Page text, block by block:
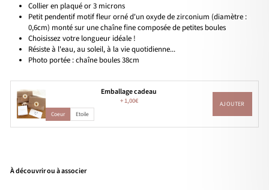
Collier en plaqué or 3 microns
Petit pendentif motif fleur orné d'un oxyde de zirconium (diamètre :
0,6cm) monté sur une chaîne fine composée de petites boules
Choisissez votre longueur idéale !
Résiste à l'eau, au soleil, à la vie quotidienne...
Photo portée : chaîne boules 38cm
Emballage cadeau
+1,00€
Coeur Etoile
AJOUTER
À découvrir ou à associer